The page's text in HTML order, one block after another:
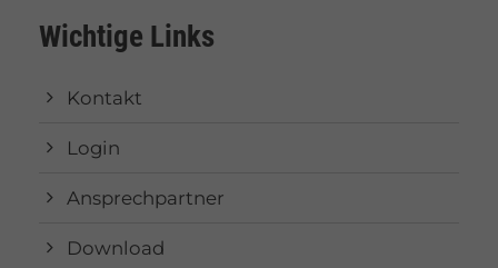
Wichtige Links
Kontakt
Login
Ansprechpartner
Download